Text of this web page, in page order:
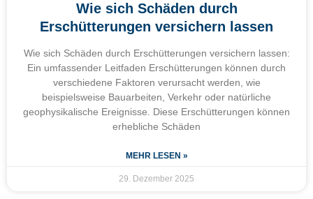
Wie sich Schäden durch
Erschütterungen versichern lassen
Wie sich Schäden durch Erschütterungen versichern lassen:
Ein umfassender Leitfaden Erschütterungen können durch
verschiedene Faktoren verursacht werden, wie
beispielsweise Bauarbeiten, Verkehr oder natürliche
geophysikalische Ereignisse. Diese Erschütterungen können
erhebliche Schäden
MEHR LESEN »
29. Dezember 2025